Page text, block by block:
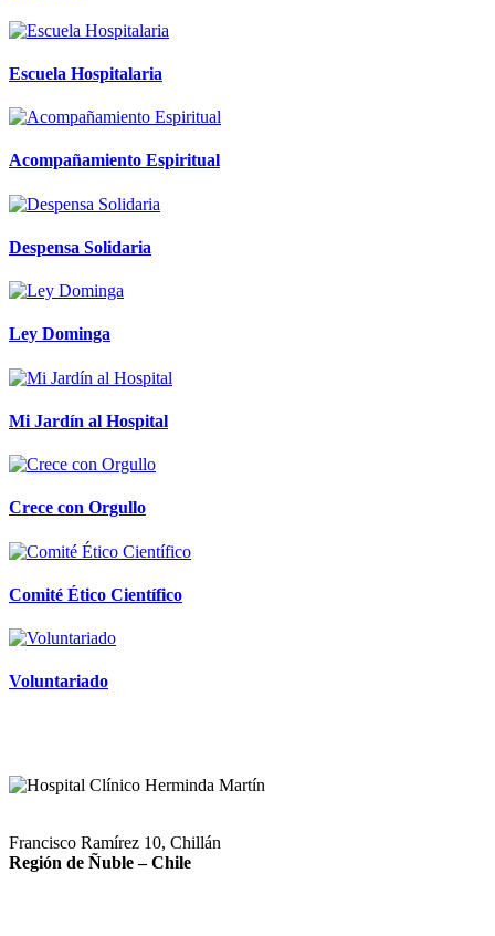
Escuela Hospitalaria
Acompañamiento Espiritual
Despensa Solidaria
Ley Dominga
Mi Jardín al Hospital
Crece con Orgullo
Comité Ético Científico
Voluntariado
Francisco Ramírez 10, Chillán
Región de Ñuble – Chile